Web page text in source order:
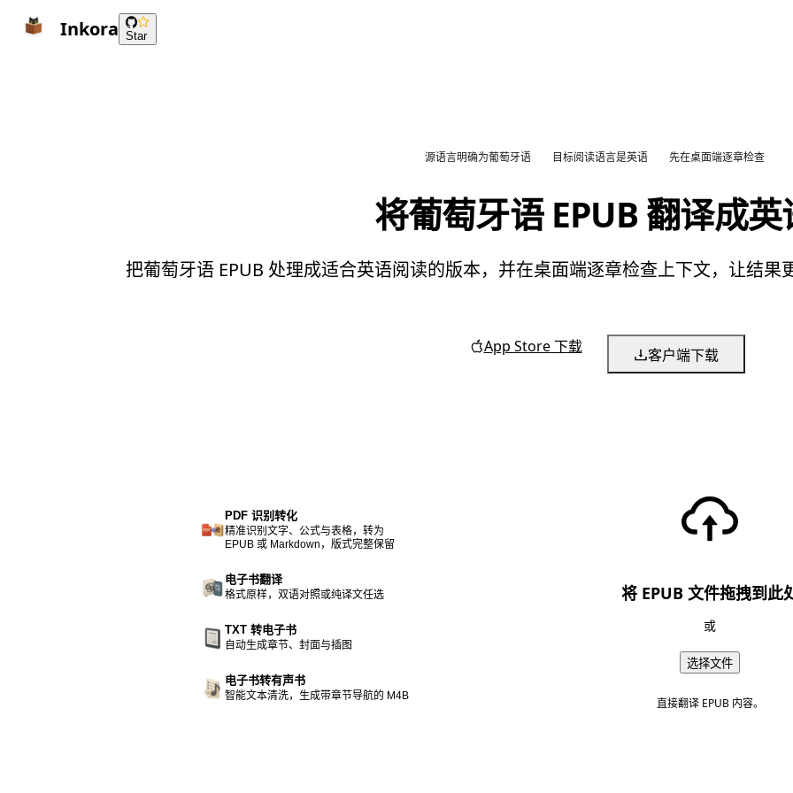
Inkora Star
源语言明确为葡萄牙语 目标阅读语言是英语 先在桌面端逐章检查
将葡萄牙语 EPUB 翻译成英
把葡萄牙语 EPUB 处理成适合英语阅读的版本，并在桌面端逐章检查上下文，让结
App Store 下载 客户端下载
PDF 识别转化
精准识别文字、公式与表格，转为
EPUB 或 Markdown，版式完整保留
电子书翻译
格式原样，双语对照或纯译文任选
TXT 转电子书
自动生成章节、封面与插图
电子书转有声书
智能文本清洗，生成带章节导航的 M4B
将 EPUB 文件拖拽到此
或
选择文件
直接翻译 EPUB 内容。